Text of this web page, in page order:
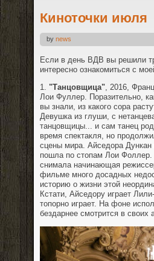
Киноточки июля
by news
Если в день ВДВ вы решили
интересно ознакомиться с
1. "Танцовщица" , 2016,
Лои Фуллер. Поразительно,
вы знали, из какого сора
Девушка из глуши, с
танцовщицы... и сам танец
время спектакля, но
сцены мира. Айседора
пошла по стопам Лои Фоллер.
снимала начинающая
фильме много досадных
историю о жизни этой
Кстати, Айседору играет
топорно играет. На фоне
бездарнее смотрится в своих